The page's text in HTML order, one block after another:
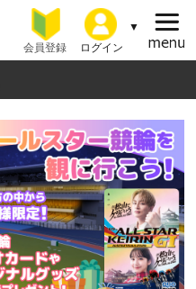
ログイン
会員登録